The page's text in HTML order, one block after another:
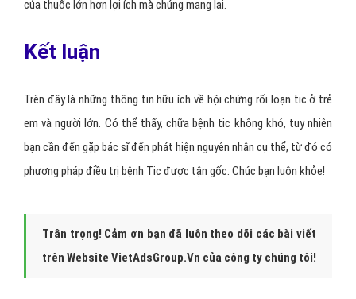
của thuốc lớn hơn lợi ích mà chúng mang lại.
Kết luận
Trên đây là những thông tin hữu ích về hội chứng rối loạn tic ở trẻ
em và người lớn. Có thể thấy, chữa bệnh tic không khó, tuy nhiên
bạn cần đến gặp bác sĩ đến phát hiện nguyên nhân cụ thể, từ đó có
phương pháp điều trị bệnh Tic được tận gốc. Chúc bạn luôn khỏe!
Trân trọng! Cảm ơn bạn đã luôn theo dõi các bài viết
trên Website VietAdsGroup.Vn của công ty chúng tôi!